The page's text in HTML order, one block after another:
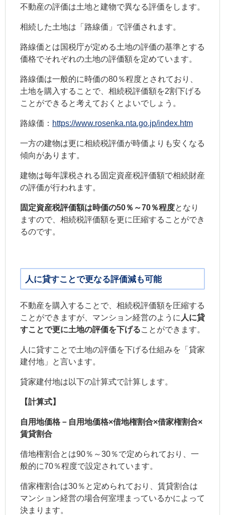
不動産の評価は土地と建物で異なる評価をします。
相続した土地は「路線価」で評価されます。
路線価とは国税庁が定める土地の評価の基準とする
価格でそれぞれの土地の評価額を定めています。
路線価は一般的に時価の80％程度とされており、
土地を購入することで、相続税評価額を2割下げる
ことができると考えておくとよいでしょう。
路線価： https://www.rosenka.nta.go.jp/index.htm
一方の建物は更に相続税評価が時価よりも安くなる
傾向があります。
建物は毎年課税される固定資産税評価額で相続財産
の評価が行われます。
固定資産税評価額は時価の50％～70％程度となり
ますので、相続税評価額を更に圧縮することができ
るのです。
人に貸すことで更なる評価減も可能
不動産を購入することで、相続税評価額を圧縮する
ことができますが、マンション経営のように 人に貸
すことで更に土地の評価を下げることができます。
人に貸すことで土地の評価を下げる仕組みを「貸家
建付地」と言います。
貸家建付地は以下の計算式で計算します。
【計算式】
自用地価格－自用地価格×借地権割合×借家権割合×
賃貸割合
借地権割合とは90％～30％で定められており、一
般的に70％程度で設定されています。
借家権割合は30％と定められており、賃貸割合は
マンション経営の場合何室埋まっているかによって
決まります。